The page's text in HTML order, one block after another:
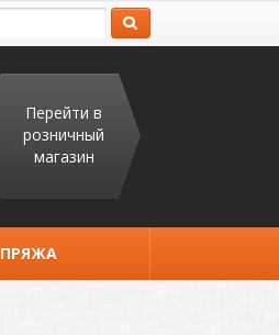
Перейти в
розничный
магазин
ПРЯЖА